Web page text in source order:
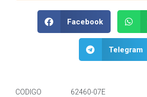
Facebook
Telegram
CODIGO
62460-07E